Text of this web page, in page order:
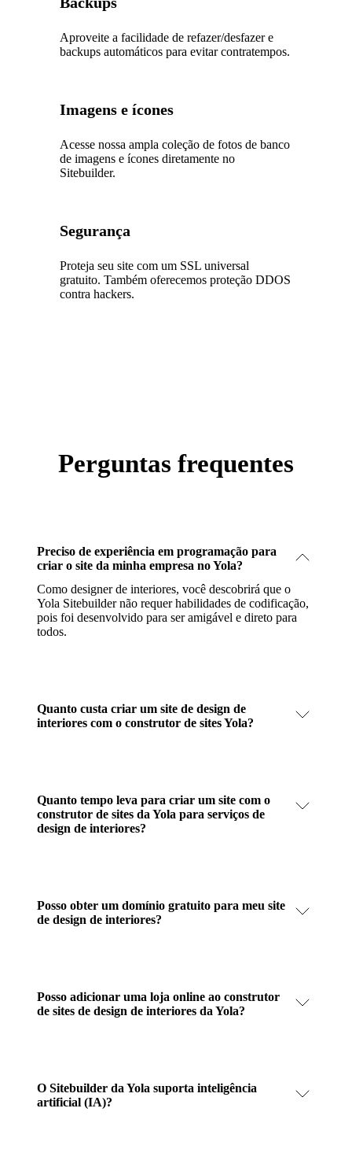
Aproveite a facilidade de refazer/desfazer e
backups automáticos para evitar contratempos.
Imagens e ícones
Acesse nossa ampla coleção de fotos de banco
de imagens e ícones diretamente no
Sitebuilder.
Segurança
Proteja seu site com um SSL universal
gratuito. Também oferecemos proteção DDOS
contra hackers.
Perguntas frequentes
Preciso de experiência em programação para
criar o site da minha empresa no Yola?
Como designer de interiores, você descobrirá que o
Yola Sitebuilder não requer habilidades de codificação,
pois foi desenvolvido para ser amigável e direto para
todos.
Quanto custa criar um site de design de
interiores com o construtor de sites Yola?
Quanto tempo leva para criar um site com o
construtor de sites da Yola para serviços de
design de interiores?
Posso obter um domínio gratuito para meu site
de design de interiores?
Posso adicionar uma loja online ao construtor
de sites de design de interiores da Yola?
O Sitebuilder da Yola suporta inteligência
artificial (IA)?